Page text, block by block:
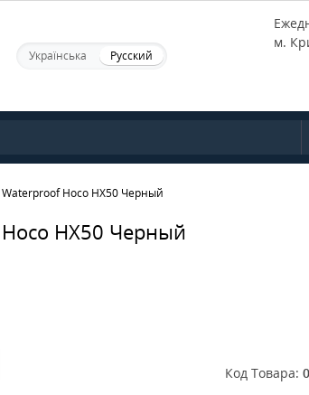
Українська Русский
м.
Hoco HX50 Черный
HX50 Черный
Код Товара: